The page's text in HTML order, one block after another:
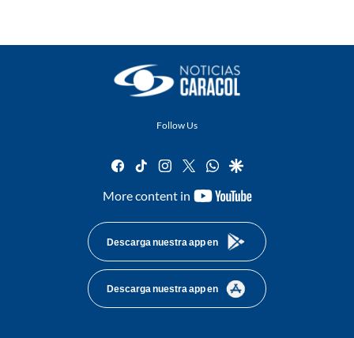
Follow Us
facebook
tiktok instagram
twitterwhatsapp
google
More content in
youtube-
Descarga nuestra app en
Descarga nuestra app en